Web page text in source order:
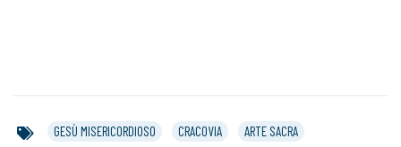
GESÙ MISERICORDIOSO CRACOVIA ARTE SACRA